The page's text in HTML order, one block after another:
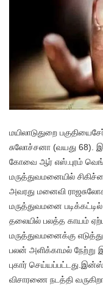
மயிலாடுதுறை
சுலோச்சனா (வயது 68).
கோவை ஆர் எஸ்.புரம்
மருத்துவமனையில்
அவரது மனைவி
மருத்துவமனை
தலையில் பலத்த காயம்
மருத்துவமனைக்கு
பலன் அளிக்காமல் நேற்று
புகார்
விசாரணை நடத்தி